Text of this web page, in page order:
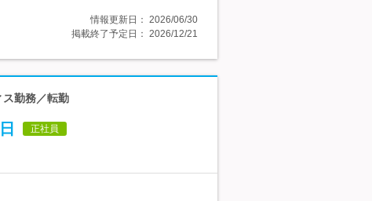
情報更新日： 2026/06/30
掲載終了予定日： 2026/12/21
勤務／転勤
正社員